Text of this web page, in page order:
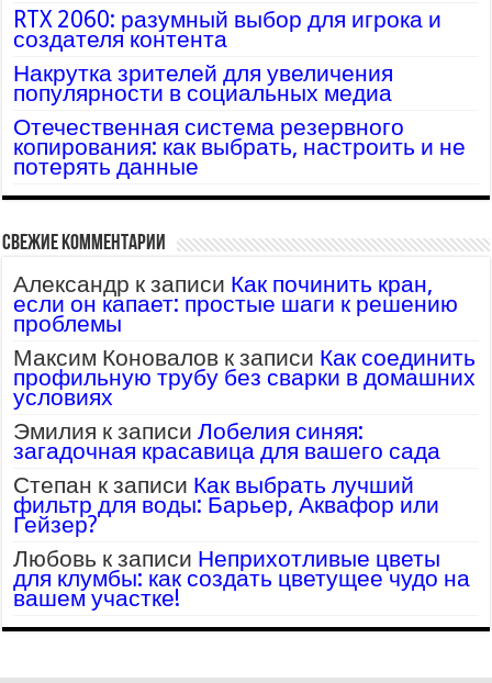
RTX 2060: разумный выбор для игрока и
создателя контента
Накрутка зрителей для увеличения
популярности в социальных медиа
Отечественная система резервного
копирования: как выбрать, настроить и не
потерять данные
Свежие комментарии
Александр к записи Как починить кран,
если он капает: простые шаги к решению
проблемы
Максим Коновалов к записи Как соединить
профильную трубу без сварки в домашних
условиях
Эмилия к записиЛобелия синяя:
загадочная красавица для вашего сада
Степан к записи Как выбрать лучший
фильтр для воды: Барьер, Аквафор или
Гейзер?
Любовь к записи Неприхотливые цветы
для клумбы: как создать цветущее чудо на
вашем участке!